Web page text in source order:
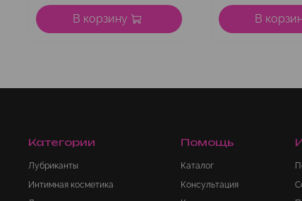
В корзину В
Категории
Лубриканты
Интимная косметика
Помощь
Каталог
Консультация